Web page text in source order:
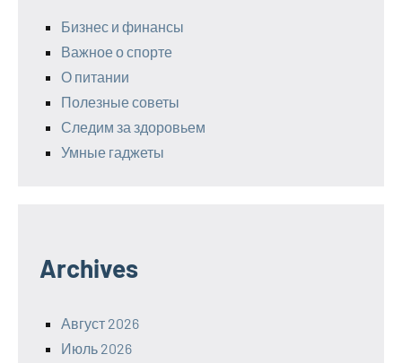
Бизнес и финансы
Важное о спорте
О питании
Полезные советы
Следим за здоровьем
Умные гаджеты
Archives
Август 2026
Июль 2026